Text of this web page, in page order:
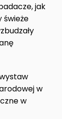
jak
świeże
w
w